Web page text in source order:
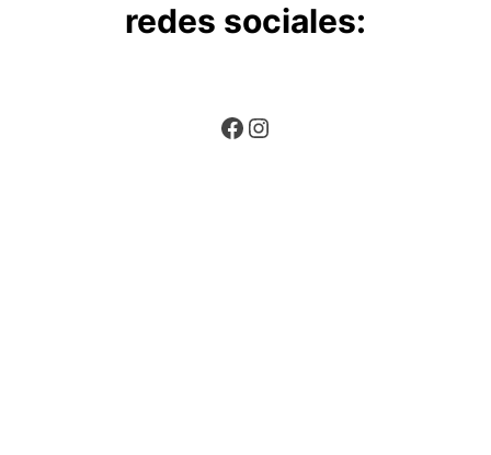
redes sociales:
Facebook
Instagram